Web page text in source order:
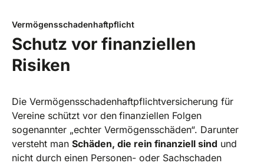
Vermögensschadenhaftpflicht
Schutz vor finanziellen
Risiken
Die Vermögensschadenhaftpflichtversicherung für
Vereine schützt vor den finanziellen Folgen
sogenannter „echter Vermögensschäden“. Darunter
versteht man Schäden, die rein finanziell sind und
nicht durch einen Personen- oder Sachschaden